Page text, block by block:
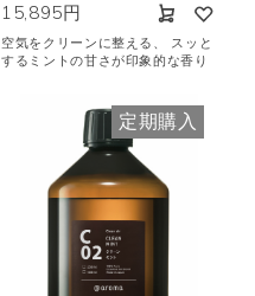
15,895円
空気をクリーンに整える、 スッと
するミントの甘さが印象的な香り
定期購入